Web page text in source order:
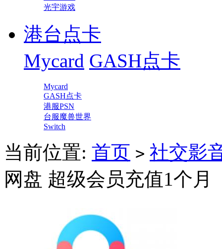
光宇游戏
港台点卡
Mycard GASH点卡
Mycard
GASH点卡
港服PSN
台服魔兽世界
Switch
当前位置: 首页 > 社交影
网盘 超级会员充值1个月